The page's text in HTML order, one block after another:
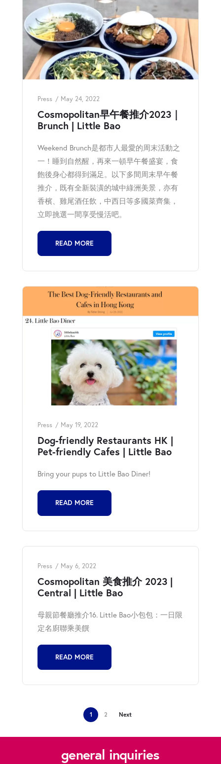
Press May 24, 2022
Cosmopolitan早午餐推介2023｜
Brunch | Little Bao
Weekend Brunch是都市人最愛的周末活動之
一！睡到自然醒，再來一頓早午餐盛宴，食
飽後身心都得到滿足。以下多間周末早午餐
推介，既有全新裝潢的城中綠洲美景，亦有
香檳、雞尾酒任飲，中西日等多國菜齊集，
立即挑選一間享受慢活吧。
READ MORE
Press May 19, 2022
Dog-friendly Restaurants HK |
Pet-friendly Cafes | Little Bao
Bring your pups to Little Bao Diner!
READ MORE
Press May 6, 2022
Cosmopolitan 美食推介 2023 |
Central | Little Bao
母親節餐廳推介16. Little Bao小包包：一日限
定名廚聯乘美饌
READ MORE
1 2 Next
general inquiries